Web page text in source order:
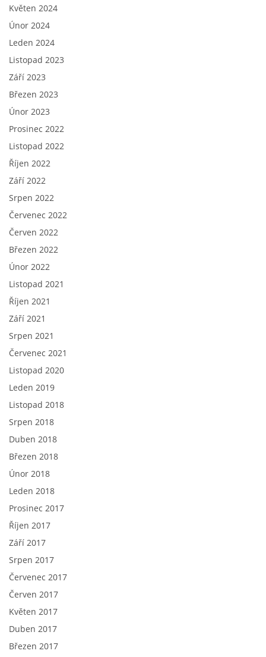
Květen 2024
Únor 2024
Leden 2024
Listopad 2023
Září 2023
Březen 2023
Únor 2023
Prosinec 2022
Listopad 2022
Říjen 2022
Září 2022
Srpen 2022
Červenec 2022
Červen 2022
Březen 2022
Únor 2022
Listopad 2021
Říjen 2021
Září 2021
Srpen 2021
Červenec 2021
Listopad 2020
Leden 2019
Listopad 2018
Srpen 2018
Duben 2018
Březen 2018
Únor 2018
Leden 2018
Prosinec 2017
Říjen 2017
Září 2017
Srpen 2017
Červenec 2017
Červen 2017
Květen 2017
Duben 2017
Březen 2017